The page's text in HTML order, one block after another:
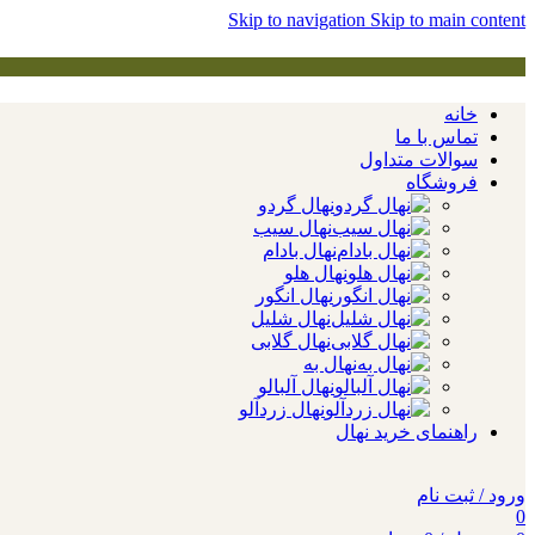
Skip to navigation Skip to main content
خانه
تماس با ما
سوالات متداول
فروشگاه
نهال گردو
نهال سیب
نهال بادام
نهال هلو
نهال انگور
نهال شلیل
نهال گلابی
نهال به
نهال آلبالو
نهال زردآلو
راهنمای خرید نهال
ورود / ثبت نام
0